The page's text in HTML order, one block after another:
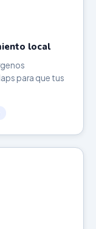
local
para que tus